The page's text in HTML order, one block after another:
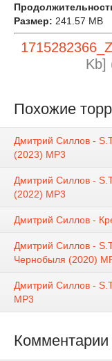
Размер: 241.57 MB
Kb]
Похожие
Дмитрий Силлов -
(2023) МР3
Дмитрий Силлов -
(2022) МР3
Дмитрий Силлов -
Дмитрий Силлов -
Чернобыля (2020)
Дмитрий Силлов -
MP3
Комментарии